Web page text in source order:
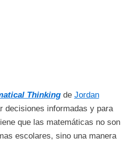
Thinkingde Jordan
decisiones informadas y para
que las matemáticas no son
escolares, sino una manera